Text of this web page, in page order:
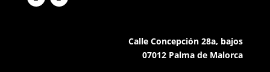
Calle Concepción 28a, bajos
07012 Palma de Malorca